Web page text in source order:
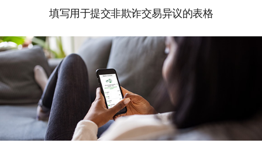
填写用于提交非欺诈交易异议的表格